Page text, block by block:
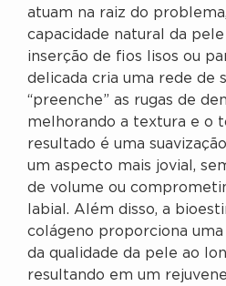
atuam na raiz do
capacidade natural da
inserção de fios lisos ou
delicada cria uma rede de
“preenche” as rugas de
melhorando a textura e o
resultado é uma
um aspecto mais jovial,
de volume ou
labial. Além disso, a
colágeno proporciona
da qualidade da pele ao
resultando em um